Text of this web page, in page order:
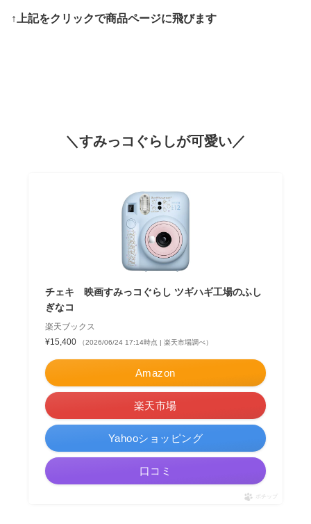
↑上記をクリックで商品ページに飛びます
＼すみっコぐらしが可愛い／
チェキ 映画すみっコぐらし ツギハギ工場のふし
ぎなコ
楽天ブックス
¥15,400
（2026/06/24 17:14時点 | 楽天市場調べ）
Amazon
楽天市場
Yahooショッピング
口コミ
ポチップ